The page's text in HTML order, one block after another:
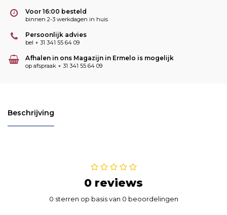
Voor 16:00 besteld
binnen 2-3 werkdagen in huis
Persoonlijk advies
bel + 31 341 55 64 09
Afhalen in ons Magazijn in Ermelo is mogelijk
op afspraak + 31 341 55 64 09
Beschrijving
0 reviews
0 sterren op basis van 0 beoordelingen